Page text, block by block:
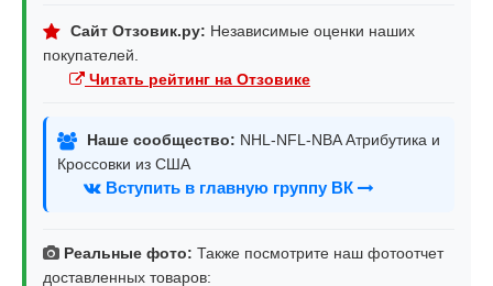
Сайт Отзовик.ру: Независимые оценки наших
покупателей.
Читать рейтинг на Отзовике
Наше сообщество: NHL-NFL-NBA Атрибутика и
Кроссовки из США
Вступить в главную группу ВК
Реальные фото: Также посмотрите наш фотоотчет
доставленных товаров: